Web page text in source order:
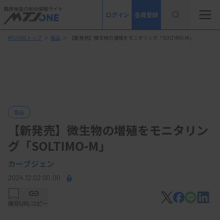
臨床検査の総合情報サイト
ログイン 会員登録
MTJONEトップ ＞ 製品 ＞ 【新発売】微生物の増殖をモニタリング「SOLTIMO-M」
製品
【新発売】微生物の増殖をモニタリン
グ「SOLTIMO-M」
カーブジェン
2024.12.02 00:00
保存URLコピー